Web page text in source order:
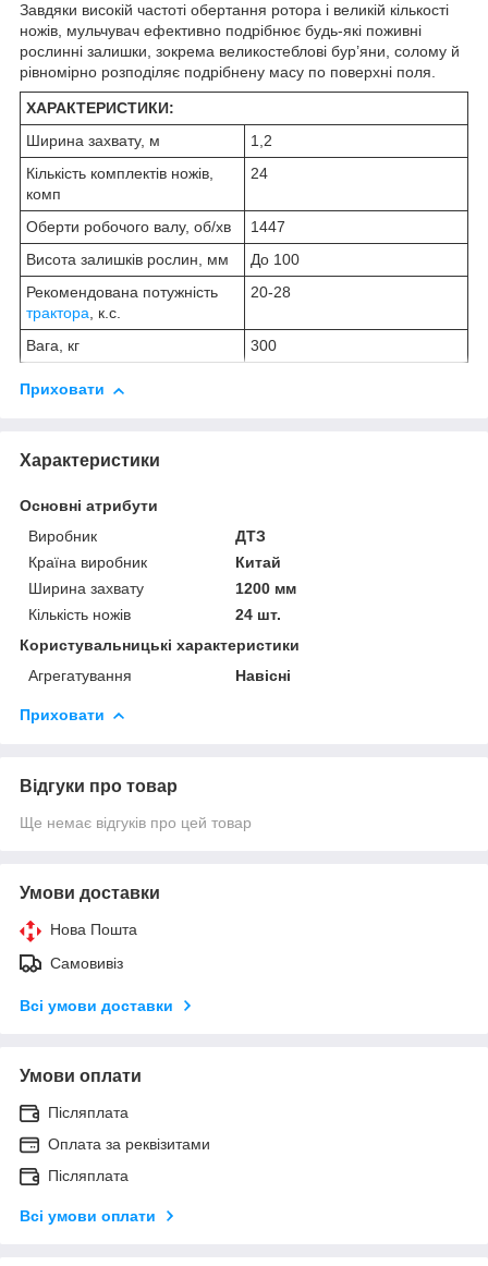
Завдяки високій частоті обертання ротора і великій кількості
ножів, мульчувач ефективно подрібнює будь-які поживні
рослинні залишки, зокрема великостеблові бур’яни, солому й
рівномірно розподіляє подрібнену масу по поверхні поля.
ХАРАКТЕРИСТИКИ:
Ширина захвату, м
1,2
Кількість комплектів ножів,
комп
24
Оберти робочого валу, об/хв
1447
Висота залишків рослин, мм
До 100
Рекомендована потужність
трактора, к.с.
20-28
Вага, кг 300
Приховати
Характеристики
Основні атрибути
Виробник
ДТЗ
Країна виробник
Китай
Ширина захвату
1200 мм
Кількість ножів
24 шт.
Користувальницькі характеристики
Агрегатування
Навісні
Приховати
Відгуки про товар
Ще немає відгуків про цей товар
Умови доставки
Нова Пошта
Самовивіз
Всі умови доставки
Умови оплати
Післяплата
Оплата за реквізитами
Післяплата
Всі умови оплати